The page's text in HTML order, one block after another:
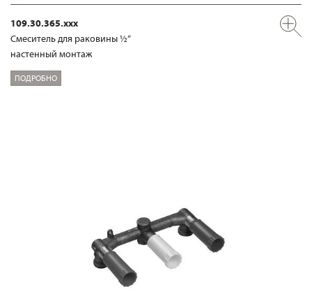
109.30.365.xxx
Смеситель для раковины ½“
настенный монтаж
ПОДРОБНО